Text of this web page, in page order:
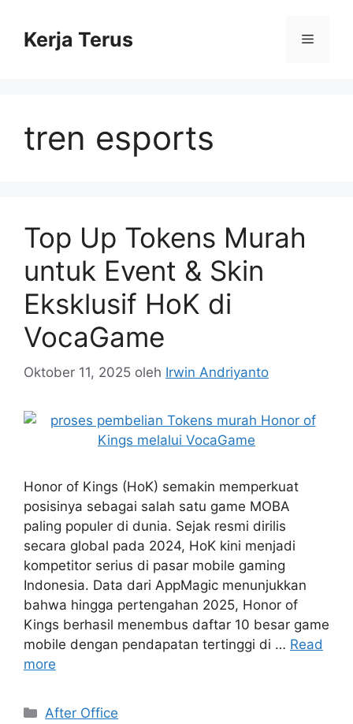
Kerja Terus Menu
tren esports
Top Up Tokens Murah
untuk Event & Skin
Eksklusif HoK di
VocaGame
Oktober 11, 2025 oleh Irwin Andriyanto
Honor of Kings (HoK) semakin memperkuat
posisinya sebagai salah satu game MOBA
paling populer di dunia. Sejak resmi dirilis
secara global pada 2024, HoK kini menjadi
kompetitor serius di pasar mobile gaming
Indonesia. Data dari AppMagic menunjukkan
bahwa hingga pertengahan 2025, Honor of
Kings berhasil menembus daftar 10 besar game
mobile dengan pendapatan tertinggi di … Read
more
Kategori
After Office